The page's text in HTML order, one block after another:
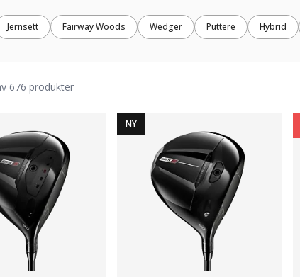
Jernsett Fairway Woods Wedger Puttere Hybrid
676 produkter
NY